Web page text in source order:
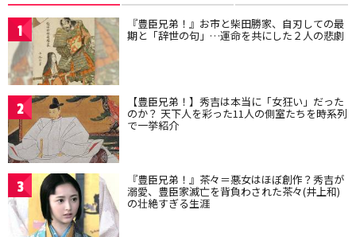
1 『豊臣兄弟！』お市と柴田勝家、自刃しての最
期と「辞世の句」…運命を共にした２人の悲劇
2 【豊臣兄弟！】秀吉は本当に「女狂い」だった
のか？ 天下人を彩った11人の側室たちを時系列
で一挙紹介
3 『豊臣兄弟！』茶々＝悪女はほぼ創作？秀吉が
溺愛、豊臣家滅亡を背負わされた茶々(井上和)
の壮絶すぎる生涯